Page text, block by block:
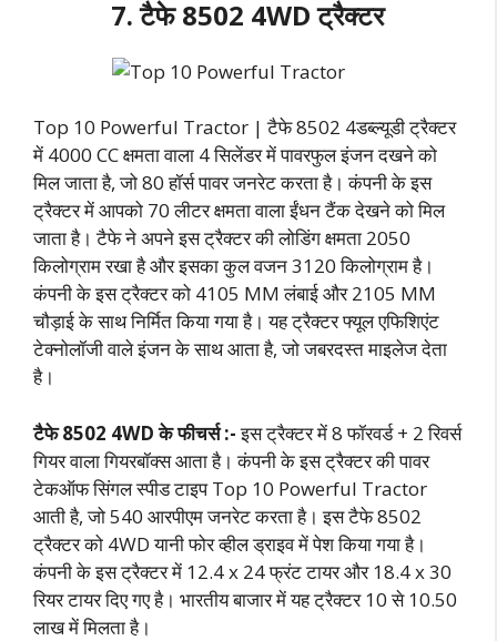
7. टैफे 8502 4WD ट्रैक्टर
Top 10 Powerful Tractor | टैफे 8502 4डब्ल्यूडी ट्रैक्टर
में 4000 CC क्षमता वाला 4 सिलेंडर में पावरफुल इंजन दखने को
मिल जाता है, जो 80 हॉर्स पावर जनरेट करता है। कंपनी के इस
ट्रैक्टर में आपको 70 लीटर क्षमता वाला ईंधन टैंक देखने को मिल
जाता है। टैफे ने अपने इस ट्रैक्टर की लोडिंग क्षमता 2050
किलोग्राम रखा है और इसका कुल वजन 3120 किलोग्राम है।
कंपनी के इस ट्रैक्टर को 4105 MM लंबाई और 2105 MM
चौड़ाई के साथ निर्मित किया गया है। यह ट्रैक्टर फ्यूल एफिशिएंट
टेक्नोलॉजी वाले इंजन के साथ आता है, जो जबरदस्त माइलेज देता
है।
टैफे 8502 4WD के फीचर्स :-इस ट्रैक्टर में 8 फॉरवर्ड + 2 रिवर्स
गियर वाला गियरबॉक्स आता है। कंपनी के इस ट्रैक्टर की पावर
टेकऑफ सिंगल स्पीड टाइप Top 10 Powerful Tractor
आती है, जो 540 आरपीएम जनरेट करता है। इस टैफे 8502
ट्रैक्टर को 4WD यानी फोर व्हील ड्राइव में पेश किया गया है।
कंपनी के इस ट्रैक्टर में 12.4 x 24 फ्रंट टायर और 18.4 x 30
रियर टायर दिए गए है। भारतीय बाजार में यह ट्रैक्टर 10 से 10.50
लाख में मिलता है।